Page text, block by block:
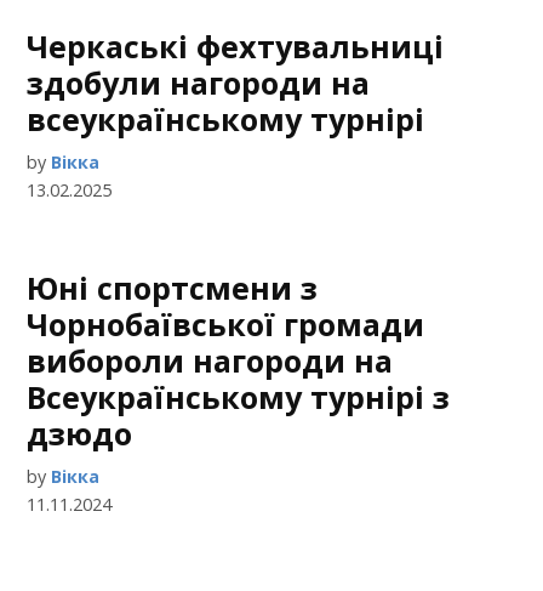
Черкаські фехтувальниці
здобули нагороди на
всеукраїнському турнірі
by Вікка
13.02.2025
Юні спортсмени з
Чорнобаївської громади
вибороли нагороди на
Всеукраїнському турнірі з
дзюдо
by Вікка
11.11.2024